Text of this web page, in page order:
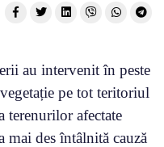
au intervenit în peste
pe tot teritoriul
afectate
mai des întâlnită cauză